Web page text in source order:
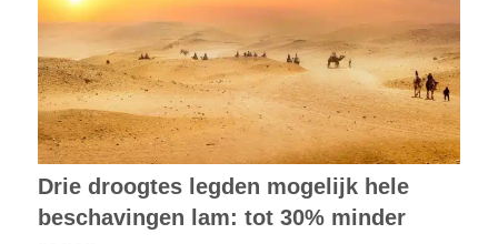
Drie droogtes legden mogelijk hele
beschavingen lam: tot 30% minder